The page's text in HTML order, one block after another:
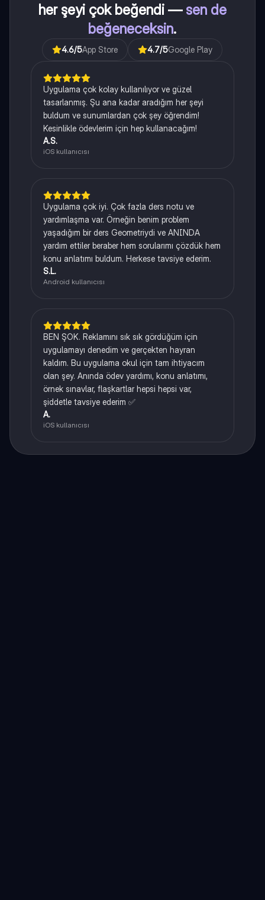
her şeyi çok beğendi — sen de
beğeneceksin.
4.6/5App Store 4.7/5Google Play
Uygulama çok kolay kullanılıyor ve güzel
tasarlanmış. Şu ana kadar aradığım her şeyi
buldum ve sunumlardan çok şey öğrendim!
Kesinlikle ödevlerim için hep kullanacağım!
A.S.
iOS kullanıcısı
Uygulama çok iyi. Çok fazla ders notu ve
yardımlaşma var. Örneğin benim problem
yaşadığım bir ders Geometriydi ve ANINDA
yardım ettiler beraber hem sorularımı çözdük hem
konu anlatımı buldum. Herkese tavsiye ederim.
S.L.
Android kullanıcısı
BEN ŞOK. Reklamını sık sık gördüğüm için
uygulamayı denedim ve gerçekten hayran
kaldım. Bu uygulama okul için tam ihtiyacım
olan şey. Anında ödev yardımı, konu anlatımı,
örnek sınavlar, flaşkartlar hepsi hepsi var,
şiddetle tavsiye ederim ✅
A.
iOS kullanıcısı